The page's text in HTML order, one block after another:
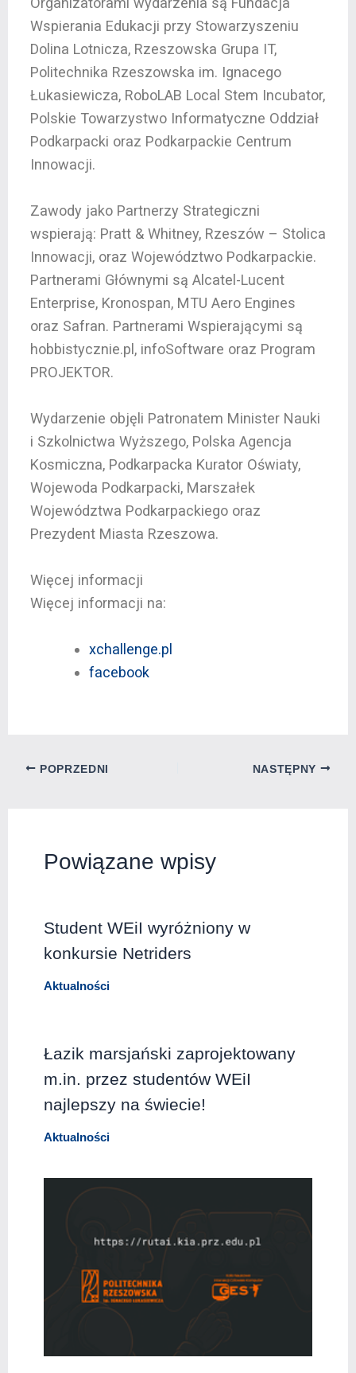
Wspierania Edukacji przy Stowarzyszeniu
Dolina Lotnicza, Rzeszowska Grupa IT,
Politechnika Rzeszowska im. Ignacego
Łukasiewicza, RoboLAB Local Stem Incubator,
Polskie Towarzystwo Informatyczne Oddział
Podkarpacki oraz Podkarpackie Centrum
Innowacji.
Zawody jako Partnerzy Strategiczni
wspierają: Pratt & Whitney, Rzeszów – Stolica
Innowacji, oraz Województwo Podkarpackie.
Partnerami Głównymi są Alcatel-Lucent
Enterprise, Kronospan, MTU Aero Engines
oraz Safran. Partnerami Wspierającymi są
hobbistycznie.pl, infoSoftware oraz Program
PROJEKTOR.
Wydarzenie objęli Patronatem Minister Nauki
i Szkolnictwa Wyższego, Polska Agencja
Kosmiczna, Podkarpacka Kurator Oświaty,
Wojewoda Podkarpacki, Marszałek
Województwa Podkarpackiego oraz
Prezydent Miasta Rzeszowa.
Więcej informacji
Więcej informacji na:
xchallenge.pl
facebook
POPRZEDNI NASTĘPNY
Powiązane wpisy
Student WEiI wyróżniony w
konkursie Netriders
Aktualności
Łazik marsjański zaprojektowany
m.in. przez studentów WEiI
najlepszy na świecie!
Aktualności